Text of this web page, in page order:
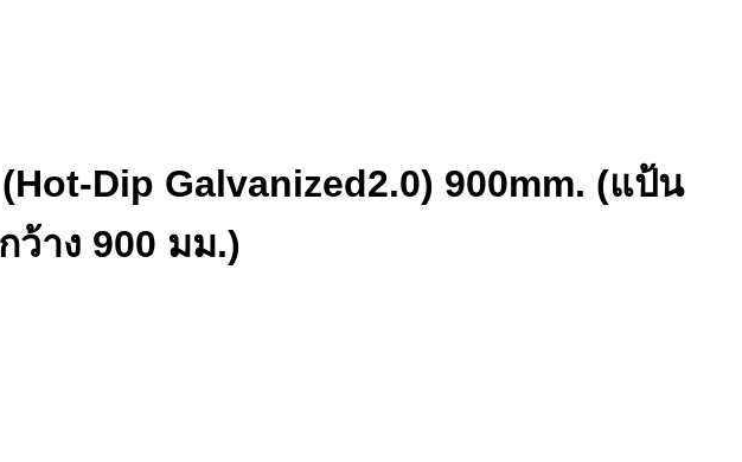
(Hot-Dip Galvanized2.0) 900mm. (แป้น
ว้าง 900 มม.)